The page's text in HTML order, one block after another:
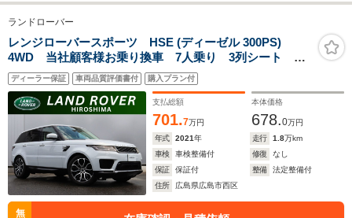
ランドローバー
レンジローバースポーツ HSE (ディーゼル 300PS)
4WD 当社顧客様お乗り換車 7人乗り 3列シート ス
ライディングルーフ アイボリーレザー 前席ヒーター&
クーラー付き 21インチAW CD/DVDプレーヤー ピク
セルLEDヘッドライト 純正ドラレコ前後付き
ディーラー保証 車両品質評価書付 購入プラン付
支払総額
701.7万円
本体価格
678.0万円
年式
2021年 走行 1.8万km
車検
車検整備付 修復
なし
保証
保証付 整備
法定整備付
住所
広島県広島市西区
無